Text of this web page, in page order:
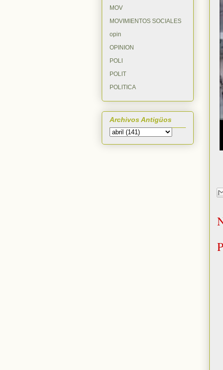
MOV
MOVIMIENTOS SOCIALES
opin
OPINION
POLI
POLIT
POLITICA
Archivos Antigüos